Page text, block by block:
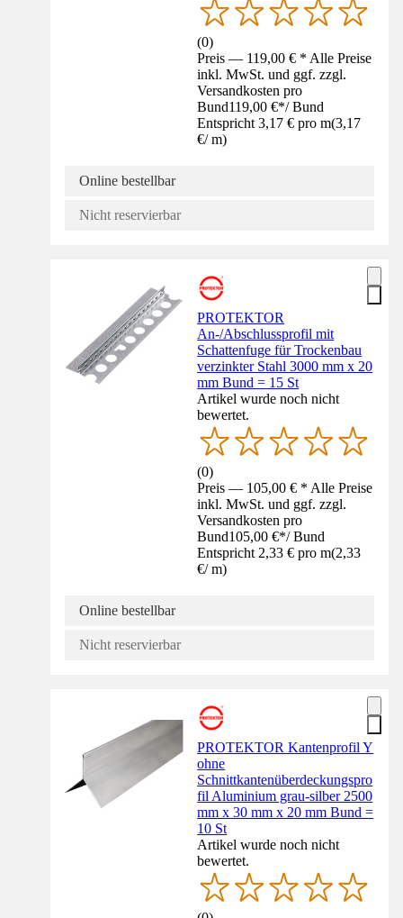
(0)
Preis — 119,00 € * Alle Preise
inkl. MwSt. und ggf. zzgl.
Versandkosten pro
Bund119,00 €*/ Bund
Entspricht 3,17 € pro m(3,17
€/ m)
Online bestellbar
Nicht reservierbar
PROTEKTOR
An-/Abschlussprofil mit
Schattenfuge für Trockenbau
verzinkter Stahl 3000 mm x 20
mm Bund = 15 St
Artikel wurde noch nicht
bewertet.
(0)
Preis — 105,00 € * Alle Preise
inkl. MwSt. und ggf. zzgl.
Versandkosten pro
Bund105,00 €*/ Bund
Entspricht 2,33 € pro m(2,33
€/ m)
Online bestellbar
Nicht reservierbar
PROTEKTOR Kantenprofil Y
ohne
Schnittkantenüberdeckungspro
fil Aluminium grau-silber 2500
mm x 30 mm x 20 mm Bund =
10 St
Artikel wurde noch nicht
bewertet.